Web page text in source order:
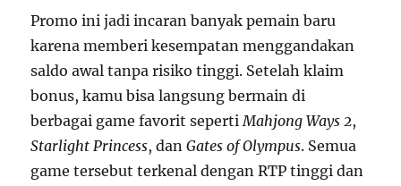
Promo ini jadi incaran banyak pemain baru
karena memberi kesempatan menggandakan
saldo awal tanpa risiko tinggi. Setelah klaim
bonus, kamu bisa langsung bermain di
berbagai game favorit sepertiMahjong Ways 2,
Starlight Princess, danGates of Olympus. Semua
game tersebut terkenal dengan RTP tinggi dan